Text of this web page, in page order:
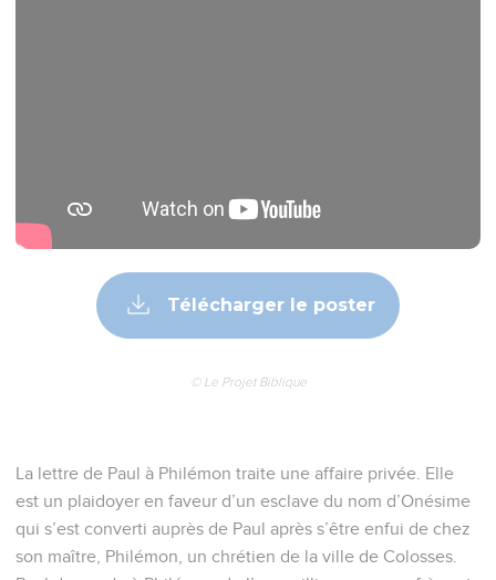
Télécharger le poster
© Le Projet Biblique
La lettre de Paul à Philémon traite une affaire privée. Elle
est un plaidoyer en faveur d’un esclave du nom d’Onésime
qui s’est converti auprès de Paul après s’être enfui de chez
son maître, Philémon, un chrétien de la ville de Colosses.